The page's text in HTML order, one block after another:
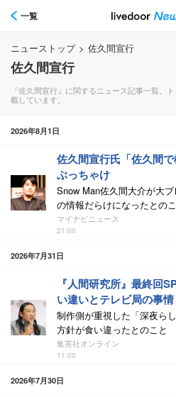
一覧
ニューストップ > 佐久間宣行
佐久間宣行
『佐久間宣行』に関するニュース記事一覧。
載しています。
2026年8月1日
佐久間宣行氏「佐久間
ぶっちゃけ
Snow Man佐久間大介が大
の情報だらけになったとの
マイナビニュース
21:00
2026年7月31日
『人間研究所』最終回
い違いとテレビ局の事情
制作側が重視した「深夜ら
方針が食い違ったとのこと
集英社オンライン
11:00
2026年7月30日